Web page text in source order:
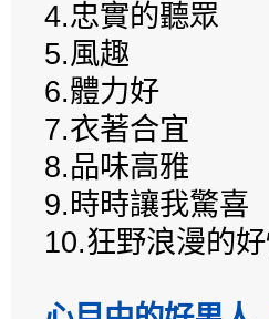
4.忠實的聽眾
5.風趣
6.體力好
7.衣著合宜
8.品味高雅
9.時時讓我驚喜
10.狂野浪漫的